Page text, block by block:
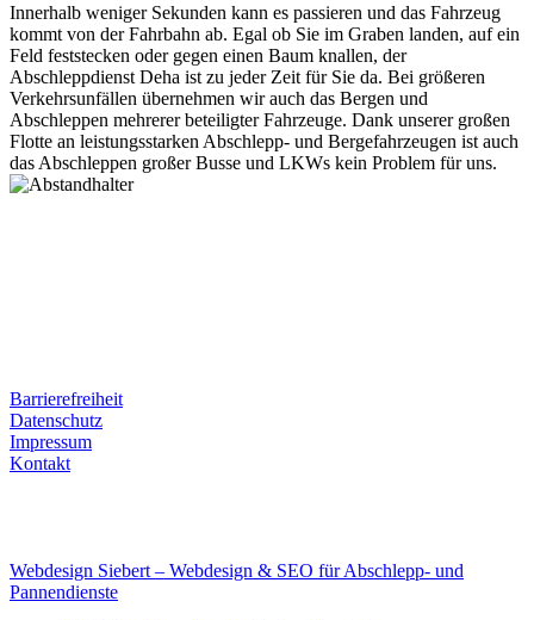
Innerhalb weniger Sekunden kann es passieren und das Fahrzeug
kommt von der Fahrbahn ab. Egal ob Sie im Graben landen, auf ein
Feld feststecken oder gegen einen Baum knallen, der
Abschleppdienst Deha ist zu jeder Zeit für Sie da. Bei größeren
Verkehrsunfällen übernehmen wir auch das Bergen und
Abschleppen mehrerer beteiligter Fahrzeuge. Dank unserer großen
Flotte an leistungsstarken Abschlepp- und Bergefahrzeugen ist auch
das Abschleppen großer Busse und LKWs kein Problem für uns.
Barrierefreiheit
Datenschutz
Impressum
Kontakt
Webdesign Siebert – Webdesign & SEO für Abschlepp- und
Pannendienste